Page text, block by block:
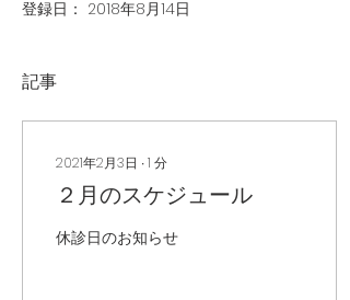
登録日： 2018年8月14日
記事
2021年2月3日 ∙1 分
２月のスケジュール
休診日のお知らせ